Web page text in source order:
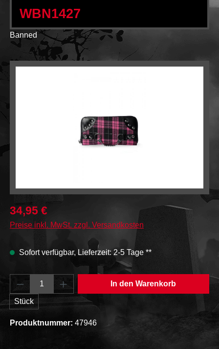
WBN1427
Banned
Bildergalerie überspringen
34,95 €
Preise inkl. MwSt. zzgl. Versandkosten
Sofort verfügbar, Lieferzeit: 2-5 Tage **
Produkt Anzahl: Gib den gewünschten
Stück
In den Warenkorb
Produktnummer: 47946